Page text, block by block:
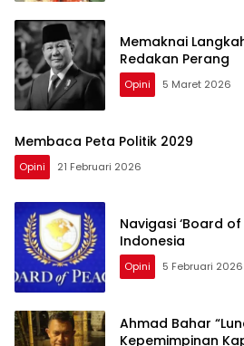
Memaknai
Redakan Perang
Opini 5 Maret 2026
Membaca Peta Politik 2029
Opini 21 Februari 2026
Navigasi ‘Board
Indonesia
Opini 5 Februari 2026
Ahmad Bahar
Kepemimpinan